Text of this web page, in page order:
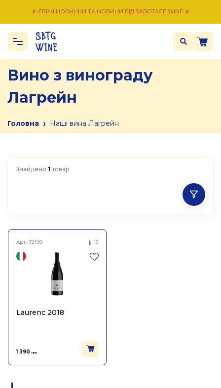
📡 СВІЖІ НОВИНКИ ТА НОВИНИ ВІД SABOTAGE WINE 📡
Вино з винограду
Лагрейн
Головна › Наші вина Лагрейн
Знайдено 1 товар
Арт.:T2199 15
Laurenc 2018
1 390 грн.